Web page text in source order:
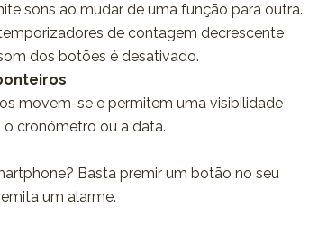
sons ao mudar de uma função para outra.
de contagem decrescente
dos botões é desativado.
movem-se e permitem uma visibilidade
cronómetro ou a data.
Basta premir um botão no seu
um alarme.